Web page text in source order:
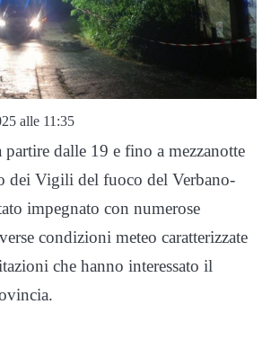
alle 11:35
partire dalle 19 e fino a mezzanotte
dei Vigili del fuoco del Verbano-
impegnato con numerose
condizioni meteo caratterizzate
che hanno interessato il